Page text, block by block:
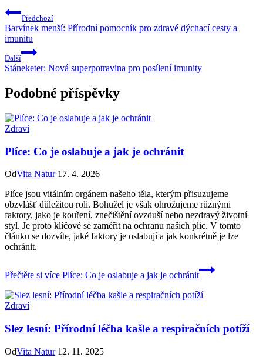
Předchozí
Barvínek menší: Přírodní pomocník pro zdravé dýchací cesty a
imunitu
Další
Stáneketer: Nová superpotravina pro posílení imunity
Podobné příspěvky
Zdraví
Plíce: Co je oslabuje a jak je ochránit
OdVita Natur 17. 4. 2026
Plíce jsou vitálním orgánem našeho těla, kterým přisuzujeme
obzvlášť důležitou roli. Bohužel je však ohrožujeme různými
faktory, jako je kouření, znečištění ovzduší nebo nezdravý životní
styl. Je proto klíčové se zaměřit na ochranu našich plic. V tomto
článku se dozvíte, jaké faktory je oslabují a jak konkrétně je lze
ochránit.
Přečtěte si více Plíce: Co je oslabuje a jak je ochránit
Zdraví
Slez lesní: Přírodní léčba kašle a respiračních potíží
OdVita Natur 12. 11. 2025